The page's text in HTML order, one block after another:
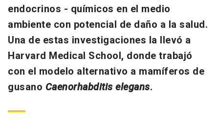
endocrinos - químicos en el medio
ambiente con potencial de daño a la salud.
Una de estas investigaciones la llevó a
Harvard Medical School, donde trabajó
con el modelo alternativo a mamíferos de
gusano Caenorhabditis elegans.